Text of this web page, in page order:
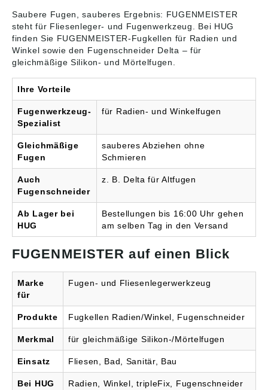
Saubere Fugen, sauberes Ergebnis: FUGENMEISTER
steht für Fliesenleger- und Fugenwerkzeug
. Bei HUG
finden Sie FUGENMEISTER-Fugkellen für Radien und
Winkel sowie den Fugenschneider Delta – für
gleichmäßige Silikon- und Mörtelfugen.
Ihre Vorteile
Fugenwerkzeug-
Spezialist
für Radien- und Winkelfugen
Gleichmäßige
Fugen
sauberes Abziehen ohne
Schmieren
Auch
Fugenschneider
z. B. Delta für Altfugen
Ab Lager bei
HUG
Bestellungen bis 16:00 Uhr gehen
am selben Tag in den Versand
FUGENMEISTER auf einen Blick
Marke
für
Fugen- und Fliesenlegerwerkzeug
Produkte Fugkellen Radien/Winkel, Fugenschneider
Merkmal für gleichmäßige Silikon-/Mörtelfugen
Einsatz Fliesen, Bad, Sanitär, Bau
Bei HUG
Radien, Winkel, tripleFix, Fugenschneider